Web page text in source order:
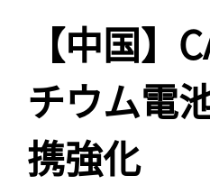
【中国】
チウム電
携強化